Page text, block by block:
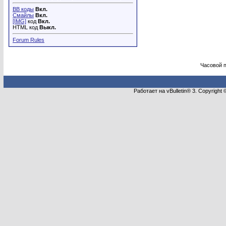
BB коды Вкл.
Смайлы Вкл.
[IMG] код Вкл.
HTML код Выкл.
Forum Rules
Часовой
Работает на vBulletin® 3.